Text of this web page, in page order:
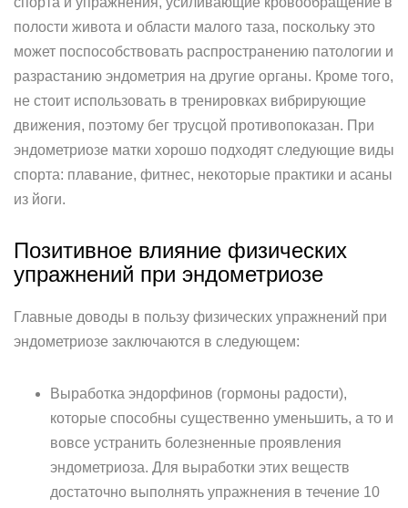
полости живота и области малого таза, поскольку это
может поспособствовать распространению патологии и
разрастанию эндометрия на другие органы. Кроме того,
не стоит использовать в тренировках вибрирующие
движения, поэтому бег трусцой противопоказан. При
эндометриозе матки хорошо подходят следующие виды
спорта: плавание, фитнес, некоторые практики и асаны
из йоги.
Позитивное влияние физических
упражнений при эндометриозе
Главные доводы в пользу физических упражнений при
эндометриозе заключаются в следующем:
Выработка эндорфинов (гормоны радости),
которые способны существенно уменьшить, а то и
вовсе устранить болезненные проявления
эндометриоза. Для выработки этих веществ
достаточно выполнять упражнения в течение 10